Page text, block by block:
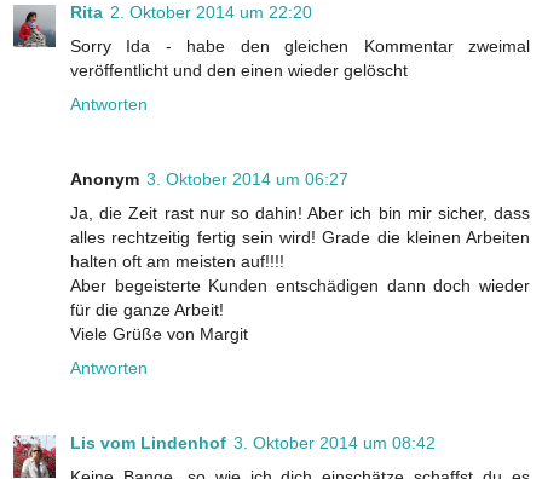
Rita 2. Oktober 2014 um 22:20
Sorry Ida - habe den gleichen Kommentar zweimal
veröffentlicht und den einen wieder gelöscht
Antworten
Anonym 3. Oktober 2014 um 06:27
Ja, die Zeit rast nur so dahin! Aber ich bin mir sicher, dass
alles rechtzeitig fertig sein wird! Grade die kleinen Arbeiten
halten oft am meisten auf!!!!
Aber begeisterte Kunden entschädigen dann doch wieder
für die ganze Arbeit!
Viele Grüße von Margit
Antworten
Lis vom Lindenhof 3. Oktober 2014 um 08:42